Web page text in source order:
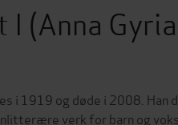
I (Anna
i 1919 og døde i 2008.
verk for barn og